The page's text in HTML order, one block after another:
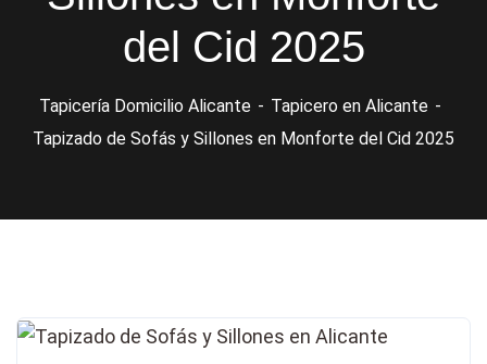
del Cid 2025
Tapicería Domicilio Alicante
Tapicero en Alicante
Tapizado de Sofás y Sillones en Monforte del Cid 2025